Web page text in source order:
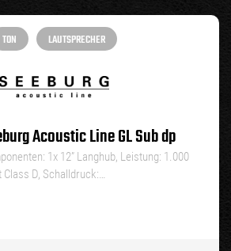
TON LAUTSPRECHER
Acoustic Line GL Sub dp
1x 12” Langhub, Leistung: 1.000
Class D, Schalldruck:…